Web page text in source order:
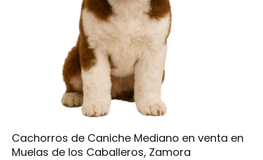
Cachorros de Caniche Mediano en venta en
Muelas de los Caballeros, Zamora